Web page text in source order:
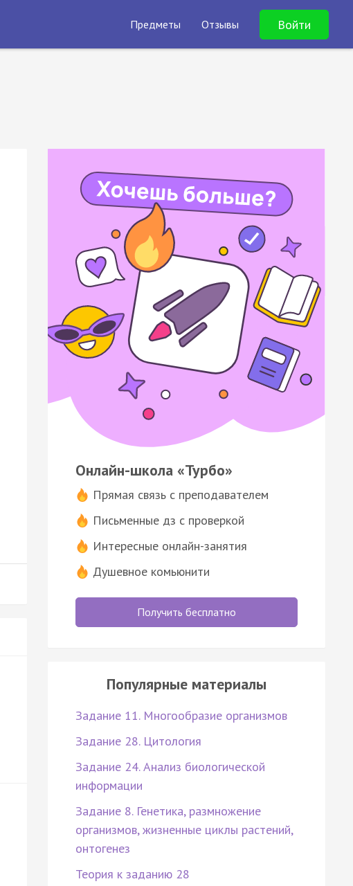
Предметы Отзывы Войти
Онлайн-школа «Турбо»
Прямая связь с преподавателем
Письменные дз с проверкой
Интересные онлайн-занятия
Душевное комьюнити
Получить бесплатно
Популярные материалы
Задание 11. Многообразие организмов
Задание 28. Цитология
Задание 24. Анализ биологической
информации
Задание 8. Генетика, размножение
организмов, жизненные циклы растений,
онтогенез
Теория к заданию 28